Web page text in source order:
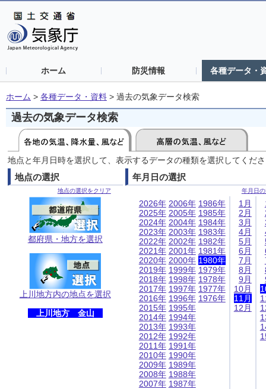
ホーム 防災情報 各種データ・
ホーム > 各種データ・資料 > 過去の気象データ検索
過去の気象データ検索
地点と年月日時を選択して、表示するデータの種類を選択してくだ
地点の選択
地点の選択をクリア
都府県・地方を選択
上川地方内の地点を選択
上川地方 金山
年月日の選択
年月日
2026年
2025年
2024年
2023年
2022年
2021年
2020年
2019年
2018年
2017年
2016年
2015年
2014年
2013年
2012年
2011年
2010年
2009年
2008年
2007年
2006年
2005年
2004年
2003年
2002年
2001年
2000年
1999年
1998年
1997年
1996年
1995年
1994年
1993年
1992年
1991年
1990年
1989年
1988年
1987年
1986年
1985年
1984年
1983年
1982年
1981年
1980年
1979年
1978年
1977年
1976年
1月
2月
3月
4月
5月
6月
7月
8月
9月
10月
11月
12月